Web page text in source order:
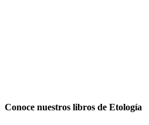
Conoce nuestros libros de Etología